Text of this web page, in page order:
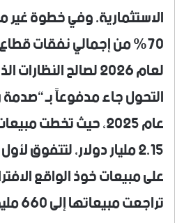
الاستثمارية. وفي خطوة
70% من إجمالي نفقات
لعام 2026 لصالح
التحول جاء مدفوعاً بـ
عام 2025، حيث تخطت
2.15 مليار دولار، لتتفوق
على مبيعات خوذ الواقع
تراجعت مبيعاتها إلى 660 مليون دولار فقط.